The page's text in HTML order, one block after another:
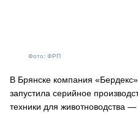
Фото: ФРП
В Брянске компания
запустила серийное
техники для животноводства